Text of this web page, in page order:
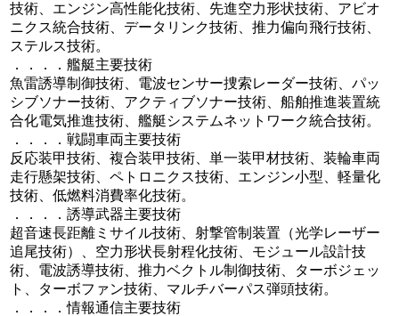
技術、エンジン高性能化技術、先進空力形状技術、アビオ
ニクス統合技術、データリンク技術、推力偏向飛行技術、
ステルス技術。
．．．．艦艇主要技術
魚雷誘導制御技術、電波センサー捜索レーダー技術、パッ
シブソナー技術、アクティブソナー技術、船舶推進装置統
合化電気推進技術、艦艇システムネットワーク統合技術。
．．．．戦闘車両主要技術
反応装甲技術、複合装甲技術、単一装甲材技術、装輪車両
走行懸架技術、ペトロニクス技術、エンジン小型、軽量化
技術、低燃料消費率化技術。
．．．．誘導武器主要技術
超音速長距離ミサイル技術、射撃管制装置（光学レーザー
追尾技術）、空力形状長射程化技術、モジュール設計技
術、電波誘導技術、推力ベクトル制御技術、ターボジェッ
ト、ターボファン技術、マルチバーパス弾頭技術。
．．．．情報通信主要技術